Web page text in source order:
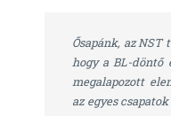
Ősapánk, az NST
hogy a BL-döntő
megalapozott
az egyes